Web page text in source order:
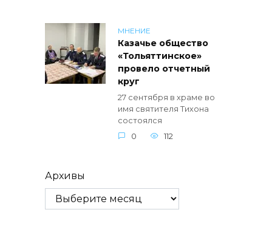
МНЕНИЕ
Казачье общество
«Тольяттинское»
провело отчетный
круг
27 сентября в храме во
имя святителя Тихона
состоялся
0
112
Архивы